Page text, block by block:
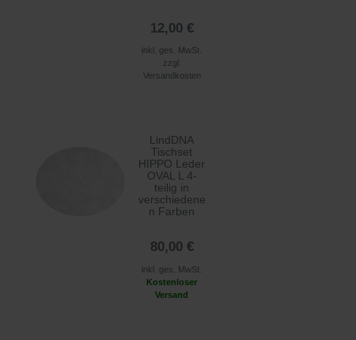
12,00 €
inkl. ges. MwSt.
zzgl.
Versandkosten
LindDNA
Tischset
HIPPO Leder
OVAL L 4-
teilig in
verschiedene
n Farben
80,00 €
inkl. ges. MwSt.
Kostenloser
Versand